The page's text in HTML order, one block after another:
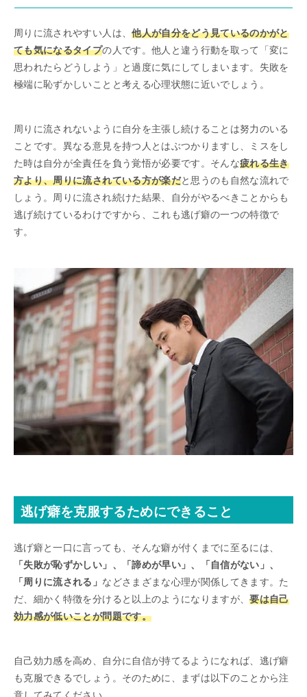
周りに流されやすい人は、他人が自分をどう見ているのかがと
ても気になるタイプの人です。他人と違う行動を取って「変に
思われたらどうしよう」と過度に気にしてしまいます。失敗を
極端に恥ずかしいことと考える心理状態に近いでしょう。
周りに流されないように自分を主張し続けることは努力のいる
ことです。異なる意見を持つ人とはぶつかりますし、ミスをし
た時は自分が全責任を負う覚悟が必要です。そんな疲れる生き
方より、周りに流されている方が楽だと思うのも自然な流れで
しょう。周りに流され続けた結果、自分がやるべきことからも
逃げ続けているわけですから、これも逃げ癖の一つの特徴で
す。
逃げ癖を克服するためにできること
逃げ癖と一口に言っても、そんな癖が付くまでに至るには、
「失敗が恥ずかしい」、「諦めが早い」、「自信がない」、
「周りに流される」 などさまざまな心理が関係してきます。た
だ、細かく特徴を分けると以上のようになりますが、要は自己
効力感が低いことが問題です。
自己効力感を高め、自分に自信が持てるようになれば、逃げ癖
も克服できるでしょう。そのために、まずは以下のことから注